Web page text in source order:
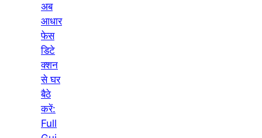
अब
आधार
फेस
डिटे
क्शन
से घर
बैठे
करें:
Full